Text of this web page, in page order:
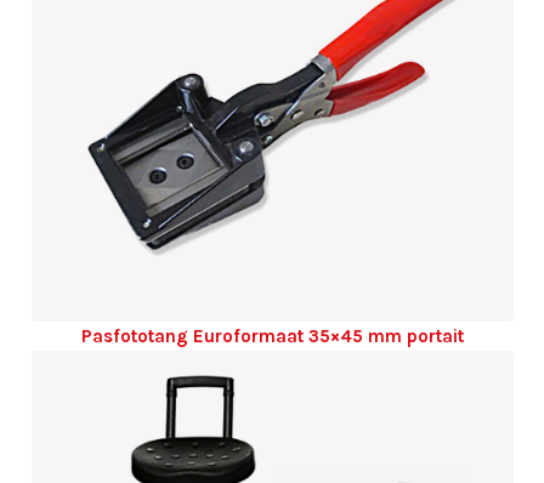
Pasfototang Euroformaat 35×45 mm portait